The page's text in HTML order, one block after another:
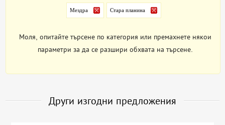
Мездра Стара планина
Моля, опитайте търсене по категория или премахнете някои
параметри за да се разшири обхвата на търсене.
Други изгодни предложения